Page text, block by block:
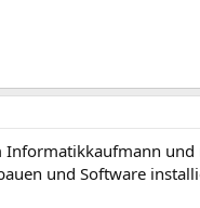
und Software